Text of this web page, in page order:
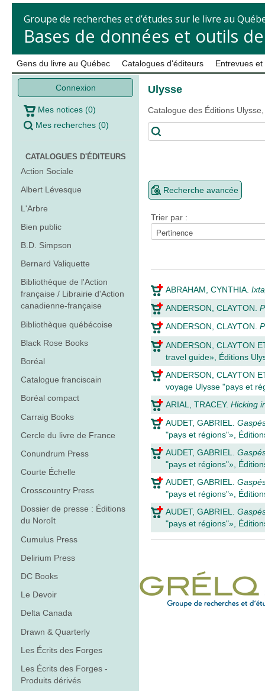
Groupe de recherches et d’études sur le livre au
Bases de données et outils
Gens du livre au Québec Catalogues d'éditeurs Entrevues
Connexion
Mes notices (0)
Mes recherches (0)
CATALOGUES D'ÉDITEURS
Action Sociale
Albert Lévesque
L'Arbre
Bien public
B.D. Simpson
Bernard Valiquette
Bibliothèque de l'Action
française / Librairie d'Action
canadienne-française
Bibliothèque québécoise
Black Rose Books
Boréal
Catalogue franciscain
Boréal compact
Carraig Books
Cercle du livre de France
Conundrum Press
Courte Échelle
Crosscountry Press
Dossier de presse : Éditions
du Noroît
Cumulus Press
Delirium Press
DC Books
Le Devoir
Delta Canada
Drawn & Quarterly
Les Écrits des Forges
Les Écrits des Forges -
Produits dérivés
Ulysse
Catalogue des Éditions
Recherche avancée
Trier par :
ABRAHAM, CYNTHIA
ANDERSON, CLAYTON
ANDERSON, CLAYTON.
ANDERSON, CLAYTON
travel guide», Éditions
ANDERSON, CLAYTON
voyage Ulysse "pays et
ARIAL, TRACEY. Hicking
AUDET, GABRIEL
"pays et régions"»,
AUDET, GABRIEL
"pays et régions"»,
AUDET, GABRIEL
"pays et régions"»,
AUDET, GABRIEL
"pays et régions"»,